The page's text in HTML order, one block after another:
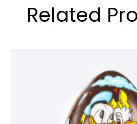
Related